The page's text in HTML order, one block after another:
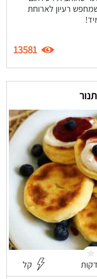
רעיון לארוחת
13581
קל